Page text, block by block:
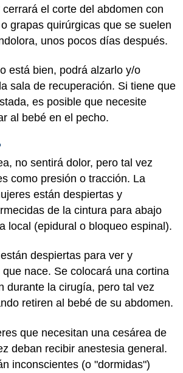
el corte del abdomen con
grapas quirúrgicas que se suelen
unos pocos días después.
está bien, podrá alzarlo y/o
sala de recuperación. Si tiene que
es posible que necesite
al bebé en el pecho.
no sentirá dolor, pero tal vez
como presión o tracción. La
están despiertas y
de la cintura para abajo
local (epidural o bloqueo espinal).
despiertas para ver y
nace. Se colocará una cortina
durante la cirugía, pero tal vez
retiren al bebé de su abdomen.
que necesitan una cesárea de
deban recibir anestesia general.
inconscientes (o "dormidas")